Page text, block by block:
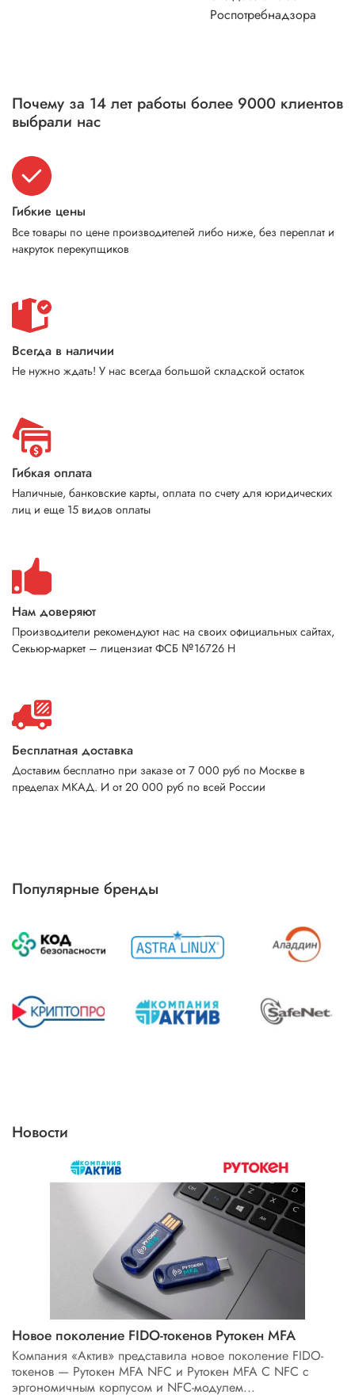
Роспотребнадзора
Почему за 14 лет работы более 9000 клиентов
выбрали нас
Гибкие цены
Все товары по цене производителей либо ниже, без переплат и
накруток перекупщиков
Всегда в наличии
Не нужно ждать! У нас всегда большой складской остаток
Гибкая оплата
Наличные, банковские карты, оплата по счету для юридических
лиц и еще 15 видов оплаты
Нам доверяют
Производители рекомендуют нас на своих официальных сайтах,
Секьюр-маркет – лицензиат ФСБ №16726 Н
Бесплатная доставка
Доставим бесплатно при заказе от 7 000 руб по Москве в
пределах МКАД. И от 20 000 руб по всей России
Популярные бренды
Новости
Новое поколение FIDO-токенов Рутокен MFA
Компания «Актив» представила новое поколение FIDO-
токенов — Рутокен MFA NFC и Рутокен MFA C NFC с
эргономичным корпусом и NFC-модулем...